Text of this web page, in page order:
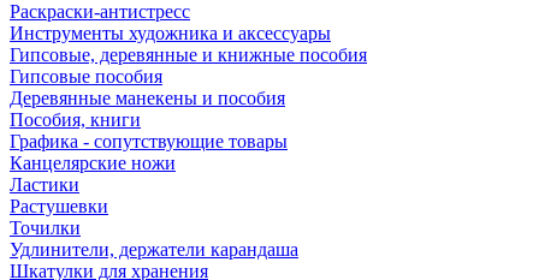
Раскраски-антистресс
Инструменты художника и аксессуары
Гипсовые, деревянные и книжные пособия
Гипсовые пособия
Деревянные манекены и пособия
Пособия, книги
Графика - сопутствующие товары
Канцелярские ножи
Ластики
Растушевки
Точилки
Удлинители, держатели карандаша
Шкатулки для хранения